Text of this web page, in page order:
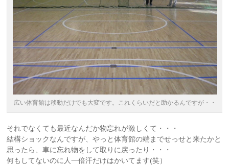
広い体育館は移動だけでも大変です。これくらいだと助かるんですが・・
それでなくても最近なんだか物忘れが激しくて・・・
結構ショックなんですが、やっと体育館の端までせっせと来たかと
思ったら、車に忘れ物をして取りに戻ったり・・・
何もしてないのに人一倍汗だけはかいてます(笑）